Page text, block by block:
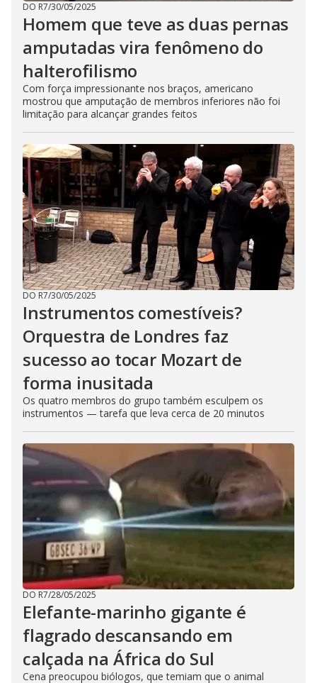
DO R7/30/05/2025
Homem que teve as duas pernas
amputadas vira fenômeno do
halterofilismo
Com força impressionante nos braços, americano
mostrou que amputação de membros inferiores não foi
limitação para alcançar grandes feitos
DO R7/30/05/2025
Instrumentos comestíveis?
Orquestra de Londres faz
sucesso ao tocar Mozart de
forma inusitada
Os quatro membros do grupo também esculpem os
instrumentos — tarefa que leva cerca de 20 minutos
DO R7/28/05/2025
Elefante-marinho gigante é
flagrado descansando em
calçada na África do Sul
Cena preocupou biólogos, que temiam que o animal